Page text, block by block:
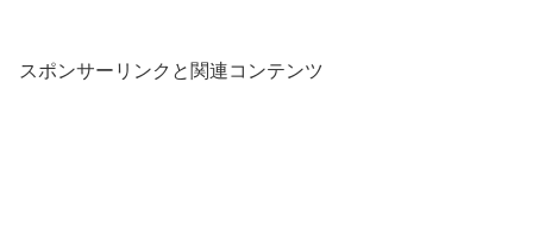
スポンサーリンクと関連コンテンツ